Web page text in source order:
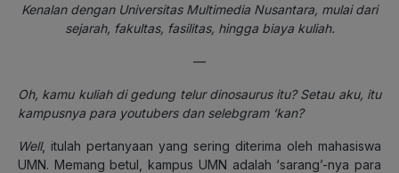
Kenalan dengan Universitas Multimedia Nusantara, mulai dari
sejarah, fakultas, fasilitas, hingga biaya kuliah.
—
Oh, kamu kuliah di gedung telur dinosaurus itu? Setau aku, itu
kampusnya para youtubers dan selebgram ‘kan?
Well, itulah pertanyaan yang sering diterima oleh mahasiswa
UMN. Memang betul, kampus UMN adalah ‘sarang’-nya para